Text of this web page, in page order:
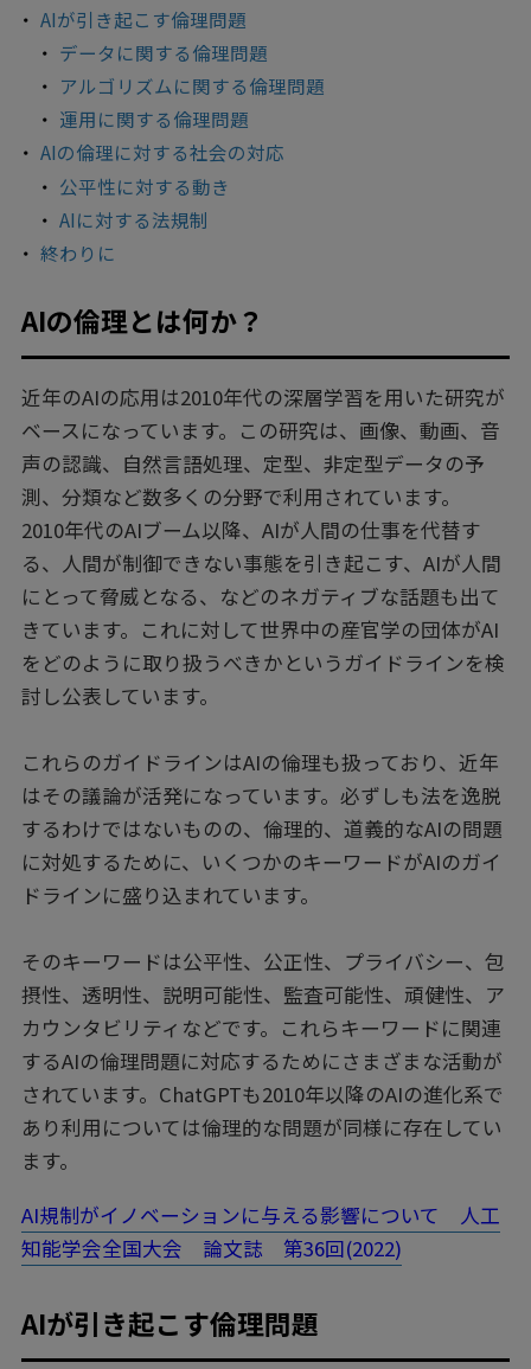
AIが引き起こす倫理問題
データに関する倫理問題
アルゴリズムに関する倫理問題
運用に関する倫理問題
AIの倫理に対する社会の対応
公平性に対する動き
AIに対する法規制
終わりに
AIの倫理とは何か？
近年のAIの応用は2010年代の深層学習を用いた研究が
ベースになっています。この研究は、画像、動画、音
声の認識、自然言語処理、定型、非定型データの予
測、分類など数多くの分野で利用されています。
2010年代のAIブーム以降、AIが人間の仕事を代替す
る、人間が制御できない事態を引き起こす、AIが人間
にとって脅威となる、などのネガティブな話題も出て
きています。これに対して世界中の産官学の団体がAI
をどのように取り扱うべきかというガイドラインを検
討し公表しています。
これらのガイドラインはAIの倫理も扱っており、近年
はその議論が活発になっています。必ずしも法を逸脱
するわけではないものの、倫理的、道義的なAIの問題
に対処するために、いくつかのキーワードがAIのガイ
ドラインに盛り込まれています。
そのキーワードは公平性、公正性、プライバシー、包
摂性、透明性、説明可能性、監査可能性、頑健性、ア
カウンタビリティなどです。これらキーワードに関連
するAIの倫理問題に対応するためにさまざまな活動が
されています。ChatGPTも2010年以降のAIの進化系で
あり利用については倫理的な問題が同様に存在してい
ます。
AI規制がイノベーションに与える影響について 人工
知能学会全国大会 論文誌 第36回(2022)
AIが引き起こす倫理問題